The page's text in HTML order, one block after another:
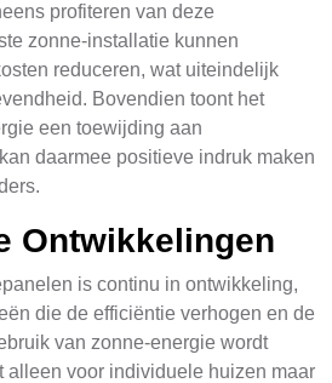
profiteren van deze
zonne-installatie kunnen
reduceren, wat uiteindelijk
Bovendien toont het
een toewijding aan
daarmee positieve indruk maken
Ontwikkelingen
is continu in ontwikkeling,
die de efficiëntie verhogen en de
van zonne-energie wordt
alleen voor individuele huizen maar